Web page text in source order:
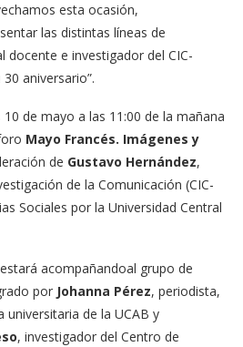
esta ocasión,
las distintas líneas de
docente e investigador del CIC-
aniversario”.
de mayo a las 11:00 de la mañana
Mayo Francés. Imágenes y
de Gustavo Hernández,
de la Comunicación (CIC-
Sociales por la Universidad Central
acompañandoal grupo de
por Johanna Pérez, periodista,
de la UCAB y
, investigador del Centro de